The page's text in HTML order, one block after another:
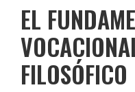
EL
FILOSÓFICO